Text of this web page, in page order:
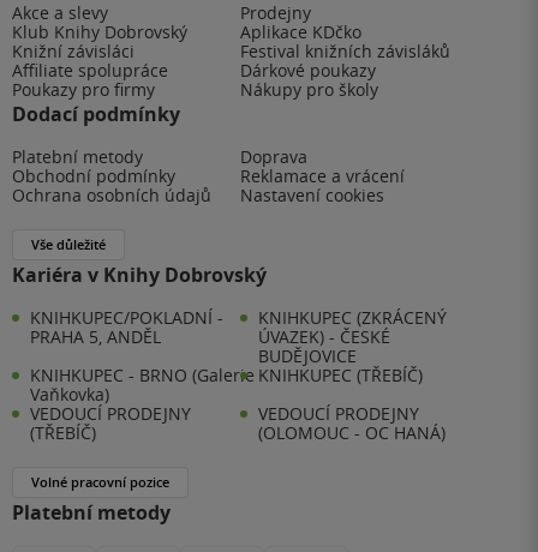
Akce a slevy
Prodejny
Klub Knihy Dobrovský
Aplikace KDčko
Knižní závisláci
Festival knižních závisláků
Affiliate spolupráce
Dárkové poukazy
Poukazy pro firmy
Nákupy pro školy
Dodací podmínky
Platební metody
Doprava
Obchodní podmínky
Reklamace a vrácení
Ochrana osobních údajů
Nastavení cookies
Vše důležité
Kariéra v Knihy Dobrovský
KNIHKUPEC/POKLADNÍ -
PRAHA 5, ANDĚL
KNIHKUPEC (ZKRÁCENÝ
ÚVAZEK) - ČESKÉ
BUDĚJOVICE
KNIHKUPEC - BRNO (Galerie
Vaňkovka)
KNIHKUPEC (TŘEBÍČ)
VEDOUCÍ PRODEJNY
(TŘEBÍČ)
VEDOUCÍ PRODEJNY
(OLOMOUC - OC HANÁ)
Volné pracovní pozice
Platební metody